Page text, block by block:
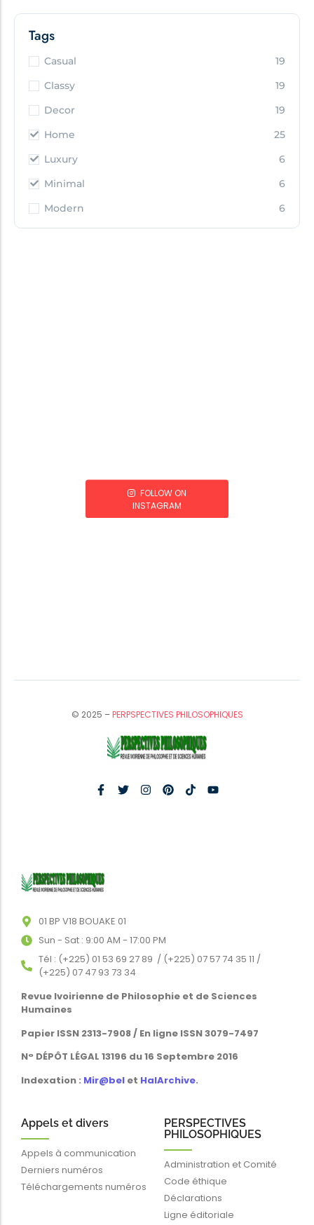
Tags
Casual
19
Classy
19
Decor
19
Home
25
Luxury
6
Minimal
6
Modern
6
FOLLOW ON
INSTAGRAM
© 2025 –PERPSPECTIVES PHILOSOPHIQUES
01 BP V18 BOUAKE 01
Sun - Sat : 9:00 AM - 17:00 PM
Tél : (+225) 01 53 69 27 89 / (+225) 07 57 74 35 11 /
(+225) 07 47 93 73 34
Revue Ivoirienne de Philosophie et de Sciences
Humaines
Papier ISSN 2313-7908 / En ligne ISSN 3079-7497
N° DÉPÔT LÉGAL 13196 du 16 Septembre 2016
Indexation : Mir@bel et HalArchive.
Appels et divers
Appels à communication
Derniers numéros
Téléchargements numéros
PERSPECTIVES
PHILOSOPHIQUES
Administration et Comité
Code éthique
Déclarations
Ligne éditoriale